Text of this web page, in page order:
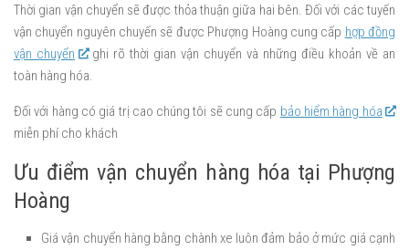
Thời gian vận chuyển sẽ được thỏa thuận giữa hai bên. Đối với các tuyến
vận chuyển nguyên chuyến sẽ được Phượng Hoàng cung cấp hợp đồng
vận chuyển
ghi rõ thời gian vận chuyển và những điều khoản về an
toàn hàng hóa.
Đối với hàng có giá trị cao chúng tôi sẽ cung cấp bảo hiểm hàng hóa
miễn phí cho khách
Ưu điểm vận chuyển hàng hóa tại Phượng
Hoàng
Giá vận chuyển hàng bằng chành xe luôn đảm bảo ở mức giá cạnh